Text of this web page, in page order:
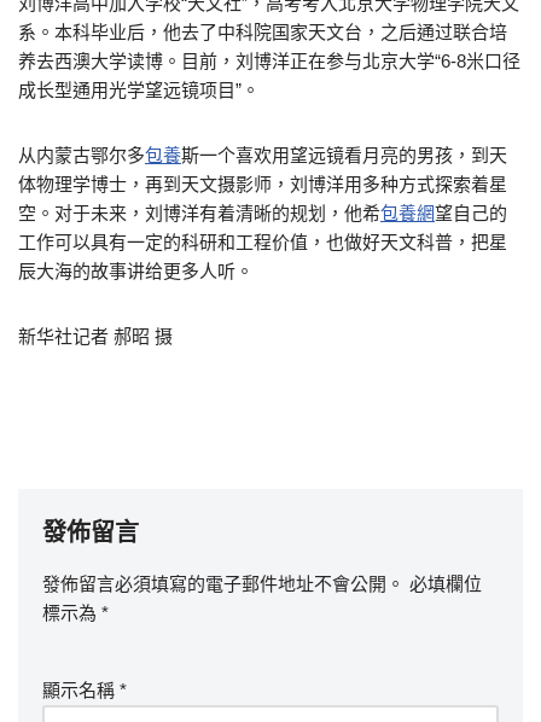
系。本科毕业后，他去了中科院国家天文台，之后通过联合培
养去西澳大学读博。目前，刘博洋正在参与北京大学“6-8米口径
成长型通用光学望远镜项目”。
从内蒙古鄂尔多包養斯一个喜欢用望远镜看月亮的男孩，到天
体物理学博士，再到天文摄影师，刘博洋用多种方式探索着星
空。对于未来，刘博洋有着清晰的规划，他希包養網望自己的
工作可以具有一定的科研和工程价值，也做好天文科普，把星
辰大海的故事讲给更多人听。
新华社记者 郝昭 摄
發佈留言
發佈留言必須填寫的電子郵件地址不會公開。 必填欄位
標示為 *
顯示名稱 *